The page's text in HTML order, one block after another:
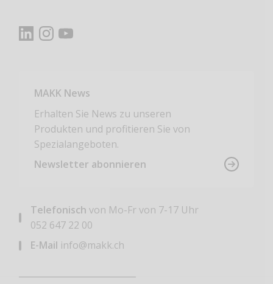
MAKK News
Erhalten Sie News zu unseren
Produkten und profitieren Sie von
Spezialangeboten.
Newsletter abonnieren
Telefonisch von Mo-Fr von 7-17 Uhr
052 647 22 00
E-Mail info@makk.ch